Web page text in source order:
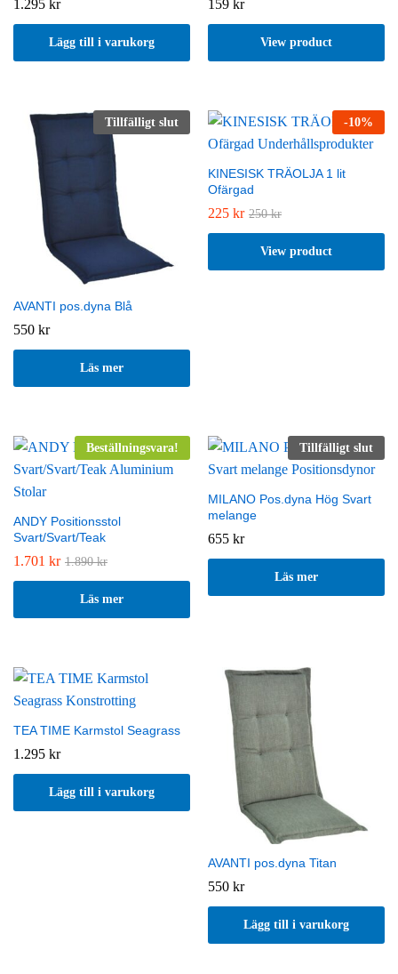
1.295 kr
Lägg till i varukorg
159 kr
View product
Tillfälligt slut
AVANTI pos.dyna Blå
550 kr
Läs mer
-10%
KINESISK TRÄOLJA 1 lit
Ofärgad
225 kr 250kr
View product
Beställningsvara!
ANDY Positionsstol
Svart/Svart/Teak
1.701 kr 1.890kr
Läs mer
Tillfälligt slut
MILANO Pos.dyna Hög Svart
melange
655 kr
Läs mer
TEA TIME Karmstol Seagrass
1.295 kr
Lägg till i varukorg
AVANTI pos.dyna Titan
550 kr
Lägg till i varukorg